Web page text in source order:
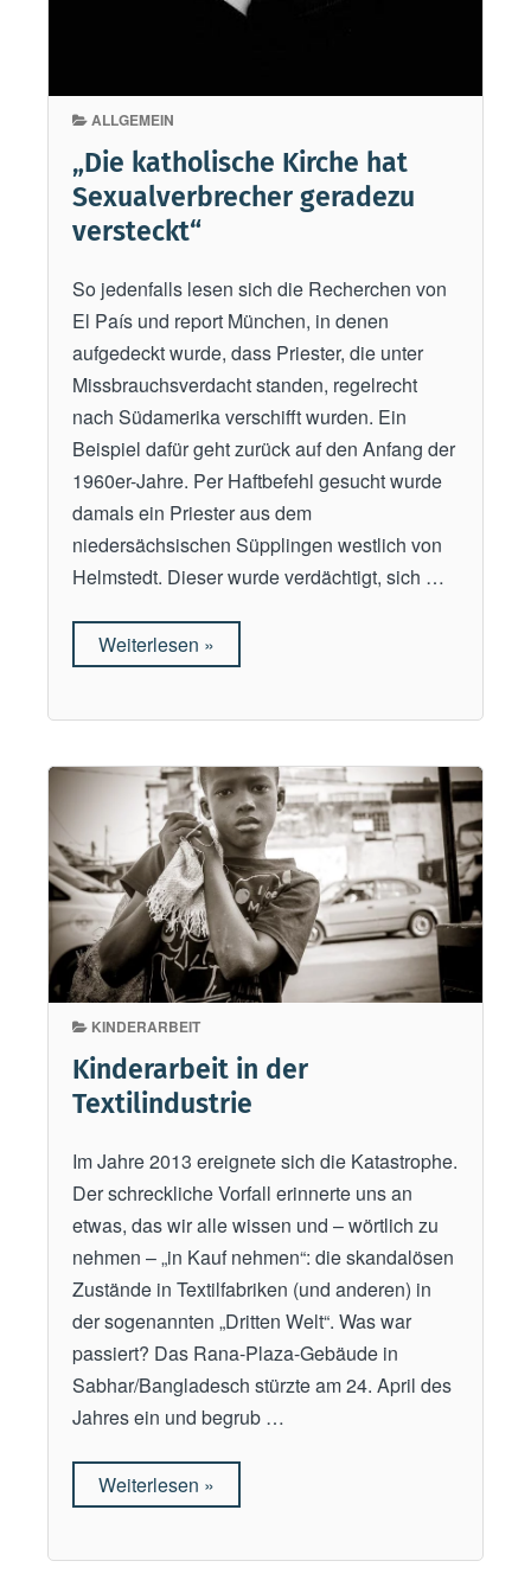
n
e
r
a
b
e
i
t
“
ALLGEMEIN
„Die katholische Kirche hat
Sexualverbrecher geradezu
versteckt“
So jedenfalls lesen sich die Recherchen von
El País und report München, in denen
aufgedeckt wurde, dass Priester, die unter
Missbrauchsverdacht standen, regelrecht
nach Südamerika verschifft wurden. Ein
Beispiel dafür geht zurück auf den Anfang der
1960er-Jahre. Per Haftbefehl gesucht wurde
damals ein Priester aus dem
niedersächsischen Süpplingen westlich von
Helmstedt. Dieser wurde verdächtigt, sich …
Weiterlesen
„
e
k
a
t
h
o
l
i
s
c
h
K
i
r
c
h
e
h
a
t
x
»
KINDERARBEIT
Kinderarbeit in der
Textilindustrie
Im Jahre 2013 ereignete sich die Katastrophe.
Der schreckliche Vorfall erinnerte uns an
etwas, das wir alle wissen und – wörtlich zu
nehmen – „in Kauf nehmen“: die skandalösen
Zustände in Textilfabriken (und anderen) in
der sogenannten „Dritten Welt“. Was war
passiert? Das Rana-Plaza-Gebäude in
Sabhar/Bangladesch stürzte am 24. April des
Jahres ein und begrub …
Weiterlesen
K
»